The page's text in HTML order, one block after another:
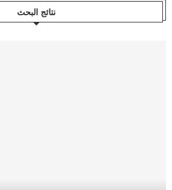
نتائج البحث